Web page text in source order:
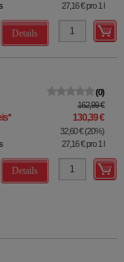
27,16 €pro 1 l
Details
0
162,99 €
* 130,39 €
32,60 €(20%)
27,16 €pro 1 l
Details